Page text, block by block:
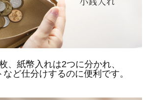
、紙幣入れは2つに分かれ、
ど仕分けするのに便利です。